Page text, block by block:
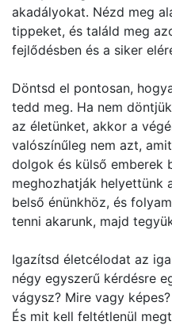
akadályokat. Nézd meg
tippeket, és találd meg
fejlődésben és a siker
Döntsd el pontosan,
tedd meg. Ha nem
az életünket, akkor a
valószínűleg nem azt,
dolgok és külső emberek
meghozhatják helyettünk
belső énünkhöz, és
tenni akarunk, majd
Igazítsd életcélodat az
négy egyszerű kérdésre
vágysz? Mire vagy
És mit kell feltétlenül